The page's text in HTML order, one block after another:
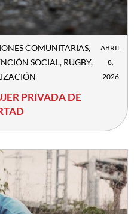
COMUNITARIAS,
SOCIAL, RUGBY,
ABRIL
8,
2026
PRIVADA DE